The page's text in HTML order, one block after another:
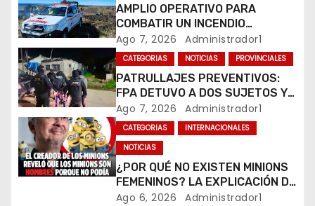
e
e
n
t
r
a
AMPLIO OPERATIVO PARA
COMBATIR UN INCENDIO
FORESTAL EN YACANTO
Ago 7, 2026 Administrador1
CATEGORIAS NOTICIAS PROVINCIALES
PATRULLAJES PREVENTIVOS:
FPA DETUVO A DOS SUJETOS Y
SECUESTRÓ ESTUPEFACIENTES
EN JESÚS MARÍA Y MARCOS
JUÁREZ
Ago 7, 2026 Administrador1
CATEGORIAS
INTERNACIONALES
NOTICIAS
¿POR QUÉ NO EXISTEN MINIONS
FEMENINOS? LA EXPLICACIÓN DE
SU CREADOR QUE VOLVIÓ A
Ago 6, 2026 Administrador1